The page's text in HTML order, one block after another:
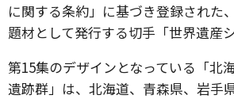
に関する条約」に基づき登録された
題材として発行する切手「世界遺産
第15集のデザインとなっている「北
遺跡群」は、北海道、青森県、岩手